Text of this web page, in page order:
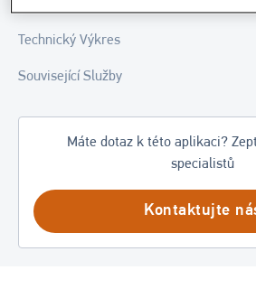
Technický Výkres
Související Služby
Máte dotaz k této aplikaci?
specialistů
Kontaktujte